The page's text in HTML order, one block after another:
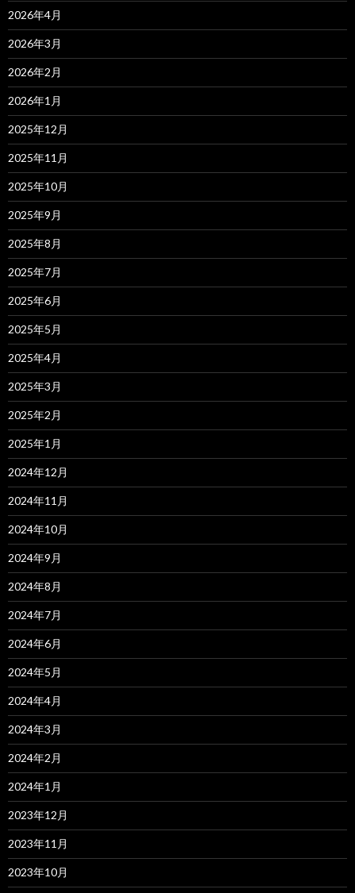
2026年4月
2026年3月
2026年2月
2026年1月
2025年12月
2025年11月
2025年10月
2025年9月
2025年8月
2025年7月
2025年6月
2025年5月
2025年4月
2025年3月
2025年2月
2025年1月
2024年12月
2024年11月
2024年10月
2024年9月
2024年8月
2024年7月
2024年6月
2024年5月
2024年4月
2024年3月
2024年2月
2024年1月
2023年12月
2023年11月
2023年10月